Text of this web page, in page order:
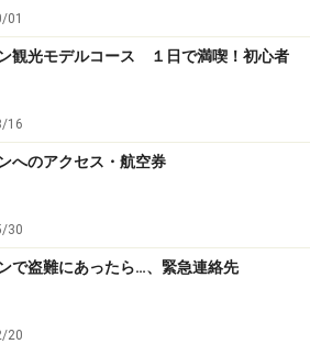
グスクロス＆セント・パンクラス
ス・インターナショナル駅直結
～
のです。最新の内容をご確認くださ
情報の入手に努め、「
るなど、安全確保に十分注意を払ってく
01
観光モデルコース １日で満喫！初心者
16
へのアクセス・航空券
30
で盗難にあったら…、緊急連絡先
20